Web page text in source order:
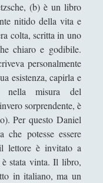
(b) è un libro
nitido della vita e
colta, scritta in uno
chiaro e godibile.
personalmente
esistenza, capirla e
nella misura del
sorprendente, è
Per questo Daniel
potesse essere
lettore è invitato a
è stata vinta. Il libro,
in italiano, ma un